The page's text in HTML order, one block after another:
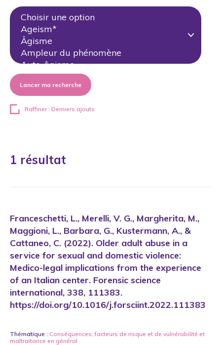
Lancer ma recherche
Raffiner : Derniers ajouts
1 résultat
Franceschetti, L., Merelli, V. G., Margherita, M.,
Maggioni, L., Barbara, G., Kustermann, A., &
Cattaneo, C. (2022). Older adult abuse in a
service for sexual and domestic violence:
Medico-legal implications from the experience
of an Italian center. Forensic science
international, 338, 111383.
https://doi.org/10.1016/j.forsciint.2022.111383
Thématique : Conséquences,facteurs de risque et de vulnérabilité et
maltraitance en général